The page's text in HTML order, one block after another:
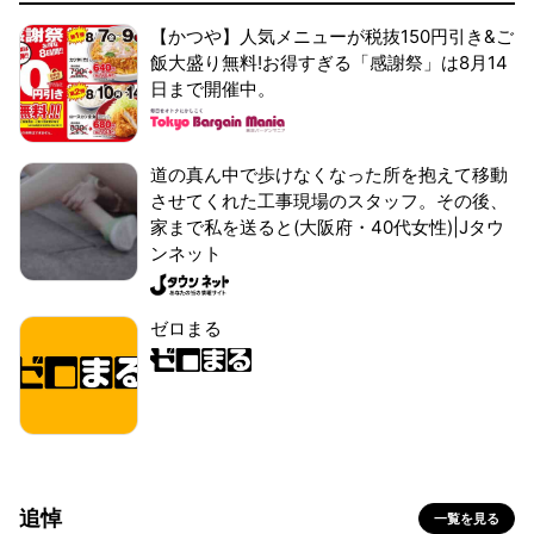
【かつや】人気メニューが税抜150円引き&ご
飯大盛り無料!お得すぎる「感謝祭」は8月14
日まで開催中。
道の真ん中で歩けなくなった所を抱えて移動
させてくれた工事現場のスタッフ。その後、
家まで私を送ると(大阪府・40代女性)|Jタウ
ンネット
ゼロまる
追悼 一覧を見る